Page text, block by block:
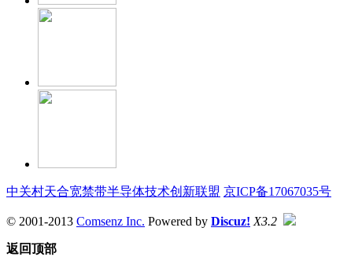
中关村天合宽禁带半导体技术创新联盟 京ICP备17067035号
© 2001-2013 Comsenz Inc. Powered by Discuz! X3.2
返回顶部